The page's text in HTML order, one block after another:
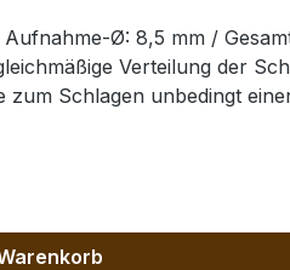
Ø: 8,5 mm /
Verteilung der
Schlagen unbedingt